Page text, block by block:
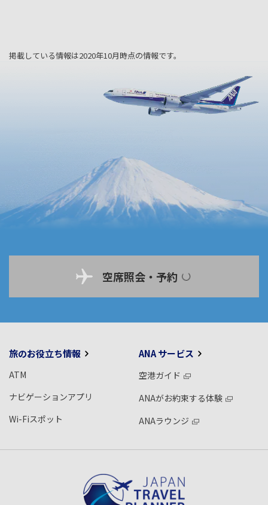
掲載している情報は2020年10月時点の情報です。
空席照会・予約
旅のお役立ち情報
ATM
ナビゲーションアプリ
Wi-Fiスポット
ANA サービス
空港ガイド
ANAがお約束する体験
ANAラウンジ